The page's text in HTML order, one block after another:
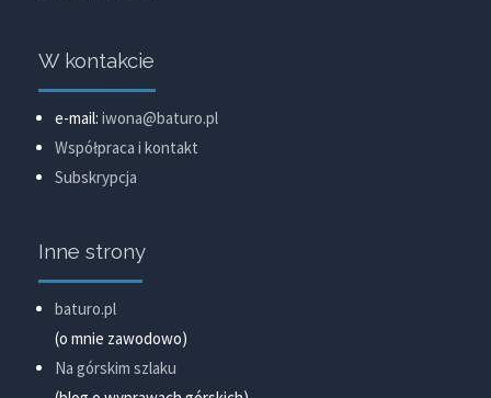
W kontakcie
e-mail: iwona@baturo.pl
Współpraca i kontakt
Subskrypcja
Inne strony
baturo.pl
(o mnie zawodowo)
Na górskim szlaku